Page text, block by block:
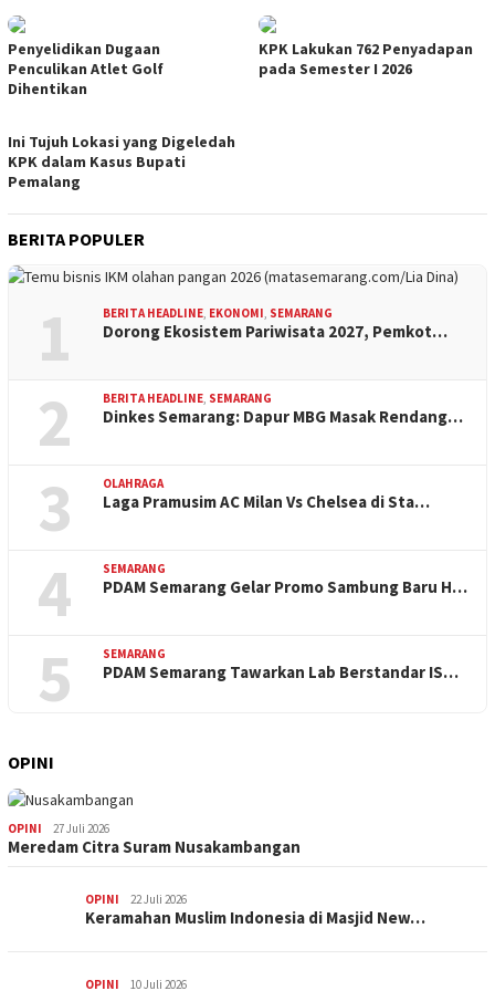
Penyelidikan Dugaan
Penculikan Atlet Golf
Dihentikan
KPK Lakukan 762 Penyadapan
pada Semester I 2026
Ini Tujuh Lokasi yang Digeledah
KPK dalam Kasus Bupati
Pemalang
BERITA POPULER
1 BERITA HEADLINE EKONOMI SEMARANG
Dorong Ekosistem Pariwisata 2027, Pemkot…
2 BERITA HEADLINE SEMARANG
Dinkes Semarang: Dapur MBG Masak Rendang…
3 OLAHRAGA
Laga Pramusim AC Milan Vs Chelsea di Sta…
4 SEMARANG
PDAM Semarang Gelar Promo Sambung Baru H…
5 SEMARANG
PDAM Semarang Tawarkan Lab Berstandar IS…
OPINI
OPINI 27 Juli 2026
Meredam Citra Suram Nusakambangan
OPINI 22 Juli 2026
Keramahan Muslim Indonesia di Masjid New…
OPINI 10 Juli 2026